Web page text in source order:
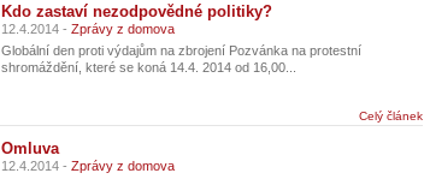
Kdo zastaví nezodpovědné politiky?
12.4.2014 - Zprávy z domova
Globální den proti výdajům na zbrojení Pozvánka na protestní
shromáždění, které se koná 14.4. 2014 od 16,00...
Celý článek
Omluva
12.4.2014 - Zprávy z domova